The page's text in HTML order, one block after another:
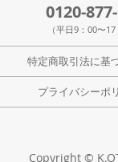
0120-
（平日9：00〜17
特定商取引法に基
プライバシーポ
Copyright ©